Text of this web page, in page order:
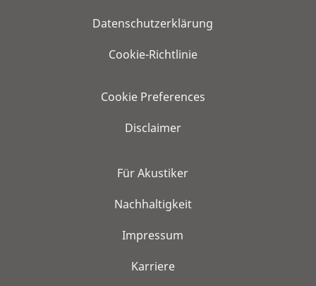
Datenschutzerklärung
Cookie-Richtlinie
Cookie Preferences
Disclaimer
Für Akustiker
Nachhaltigkeit
Impressum
Karriere